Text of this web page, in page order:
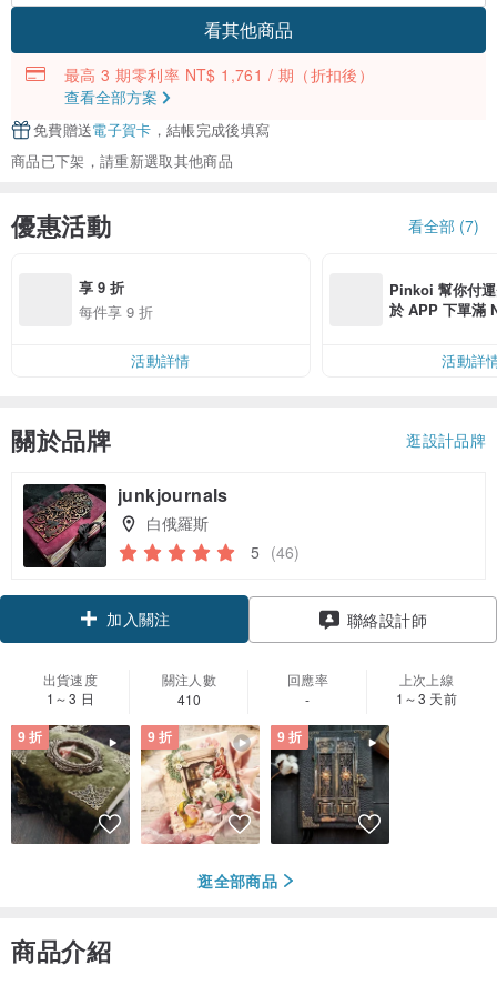
看其他商品
最高 3 期零利率 NT$ 1,761 / 期 （折扣後）
查看全部方案
免費贈送電子賀卡 ，結帳完成後填寫
商品已下架，請重新選取其他商品
優惠活動 看全部 (7)
享 9 折
每件享 9 折
活動詳情
Pinkoi 幫你付
於 APP 下單滿
活動詳
關於品牌 逛設計品牌
junkjournals
白俄羅斯
5 (46)
加入關注 聯絡設計師
出貨速度
1～3 日
關注人數
410
回應率
-
上次上線
1～3 天前
9 折 9 折 9 折
逛全部商品
商品介紹